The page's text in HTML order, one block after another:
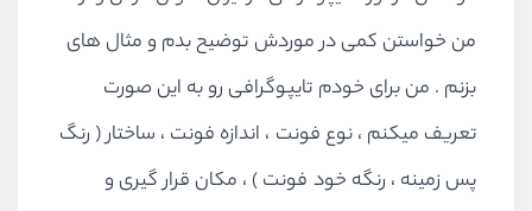
من خواستن کمی در موردش توضیح بدم و مثال های
بزنم . من برای خودم تایپوگرافی رو به این صورت
تعریف میکنم ، نوع فونت ، اندازه فونت ، ساختار ( رنگ
پس زمینه ، رنگه خود فونت ) ، مکان قرار گیری و